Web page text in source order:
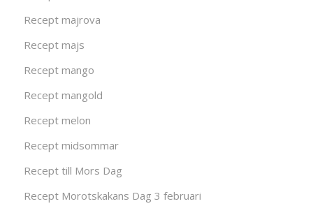
Recept majrova
Recept majs
Recept mango
Recept mangold
Recept melon
Recept midsommar
Recept till Mors Dag
Recept Morotskakans Dag 3 februari